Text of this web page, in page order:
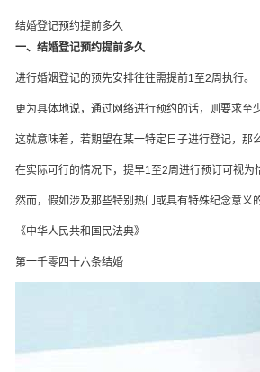
结婚登记预约提前多久
一、结婚登记预约提前多久
进行婚姻登记的预先安排往往需提前1至2周执行。
更为具体地说，通过网络进行预约的话，则要求至
这就意味着，若期望在某一特定日子进行登记，那
在实际可行的情况下，提早1至2周进行预订可视为
然而，假如涉及那些特别热门或具有特殊纪念意义
《中华人民共和国民法典》
第一千零四十六条结婚